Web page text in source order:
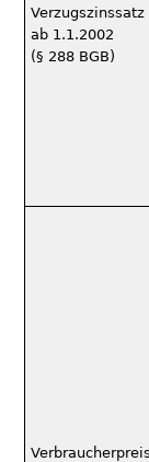
Verzugszinssatz
ab 1.1.2002
(§ 288 BGB)